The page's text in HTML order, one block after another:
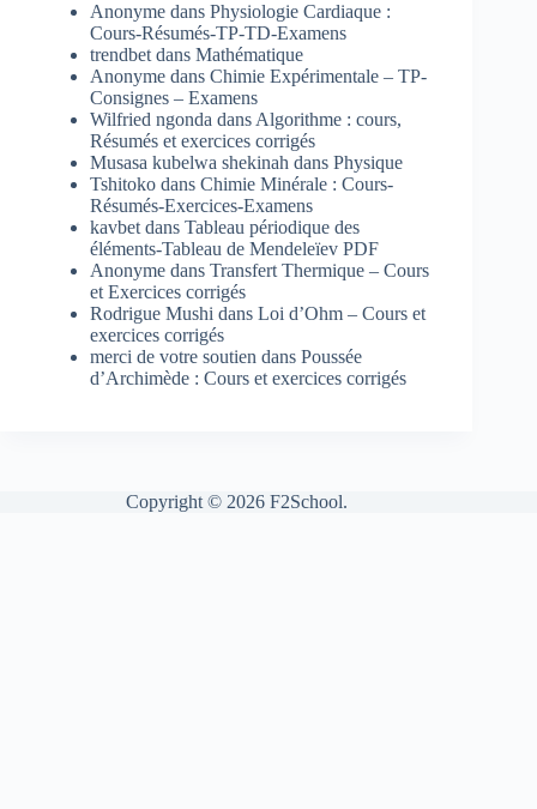
Anonyme dans Physiologie Cardiaque :
Cours-Résumés-TP-TD-Examens
trendbet dans Mathématique
Anonyme dans Chimie Expérimentale – TP-
Consignes – Examens
Wilfried ngonda dans Algorithme : cours,
Résumés et exercices corrigés
Musasa kubelwa shekinah dans Physique
Tshitoko dans Chimie Minérale : Cours-
Résumés-Exercices-Examens
kavbet dans Tableau périodique des
éléments-Tableau de Mendeleïev PDF
Anonyme dans Transfert Thermique – Cours
et Exercices corrigés
Rodrigue Mushi dans Loi d’Ohm – Cours et
exercices corrigés
merci de votre soutien dans Poussée
d’Archimède : Cours et exercices corrigés
Copyright © 2026 F2School.